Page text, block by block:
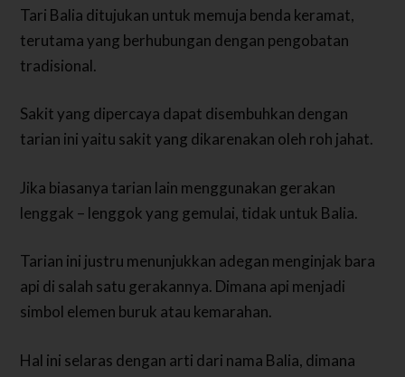
Tari Balia ditujukan untuk memuja benda keramat,
terutama yang berhubungan dengan pengobatan
tradisional.
Sakit yang dipercaya dapat disembuhkan dengan
tarian ini yaitu sakit yang dikarenakan oleh roh jahat.
Jika biasanya tarian lain menggunakan gerakan
lenggak – lenggok yang gemulai, tidak untuk Balia.
Tarian ini justru menunjukkan adegan menginjak bara
api di salah satu gerakannya. Dimana api menjadi
simbol elemen buruk atau kemarahan.
Hal ini selaras dengan arti dari nama Balia, dimana